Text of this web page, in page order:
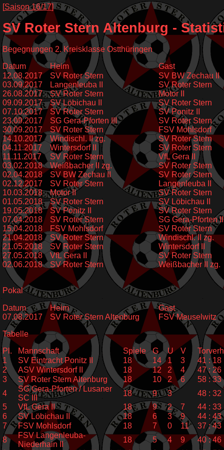
[Saison 16/17]
SV Roter Stern Altenburg -
Begegnungen 2. Kreisklasse Ostthüringen
Datum
Heim
Gast
12.08.2017
SV Roter Stern
SV BW Zechau II
03.09.2017
Langenleuba II
SV Roter Stern
26.08.2017
SV Roter Stern
Motor II
09.09.2017
SV Löbichau II
SV Roter Stern
07.10.2017
SV Roter Stern
SV Ponitz II
23.09.2017
SG Gera-Pforten III
SV Roter Stern
30.09.2017
SV Roter Stern
FSV Mohlsdorf
14.10.2017
Windischl. II zg.
SV Roter Stern
04.11.2017
Wintersdorf II
SV Roter Stern
11.11.2017
SV Roter Stern
VfL Gera II
03.02.2018
Weißbacher II zg.
SV Roter Stern
02.04.2018
SV BW Zechau II
SV Roter Stern
02.12.2017
SV Roter Stern
Langenleuba II
10.03.2018
Motor II
SV Roter Stern
01.05.2018
SV Roter Stern
SV Löbichau II
19.05.2018
SV Ponitz II
SV Roter Stern
07.04.2018
SV Roter Stern
SG Gera-Pforten
15.04.2018
FSV Mohlsdorf
SV Roter Stern
21.04.2018
SV Roter Stern
Windischl. II zg.
21.05.2018
SV Roter Stern
Wintersdorf II
27.05.2018
VfL Gera II
SV Roter Stern
02.06.2018
SV Roter Stern Weißbacher II zg.
Pokal
Datum Heim
Gast
07.08.2017
SV Roter Stern Altenburg
FSV Meuselwitz
Tabelle
Pl.
Mannschaft Spiele G U V
1
SV Eintracht Ponitz II 18 14 1 3
41 : 18
2
ASV Wintersdorf II 18 12 2 4
47 : 26
3
SV Roter Stern Altenburg 18 10 2 6
58 : 33
4
SG Gera-Pforten / Lusaner
SC III
18 9 3
48 : 32
5
VfL Gera II 18 9 2 7
44 : 33
6
SV Löbichau II 18 6 3 9
44 : 43
7
FSV Mohlsdorf 18 7 0 11
37 : 43
8
FSV Langenleuba-
Niederhain II
18 5 4 9
40 : 46